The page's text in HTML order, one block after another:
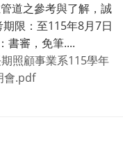
道之參考與了解，誠
限：至115年8月7日
書審，免筆....
照顧事業系115學年
會.pdf